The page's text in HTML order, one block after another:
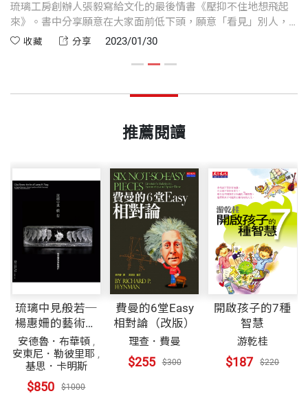
琉璃工房創辦人張毅寫給文化的最後情書《壓抑不住地想飛起
來》。書中分享願意在大家面前低下頭，願意「看見」別人，
才容易快樂
收藏 分享 2023/01/30
推薦閱讀
琉璃中見般若─
楊惠姍的藝術創
作
安德魯．布華頓,
安東尼．勒彼里耶 ,
基思．卡明斯
$850 $1000
費曼的6堂Easy
相對論（改版）
理查．費曼
$255 $300
開啟孩子的7種
智慧
游乾桂
$187 $220